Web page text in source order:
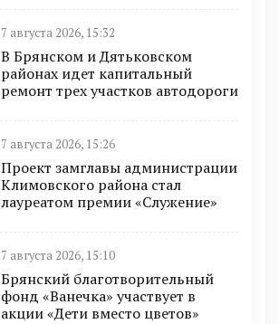
7 августа 2026, 15:32
В Брянском и Дятьковском
районах идет капитальный
ремонт трех участков автодороги
7 августа 2026, 15:26
Проект замглавы администрации
Климовского района стал
лауреатом премии «Служение»
7 августа 2026, 15:10
Брянский благотворительный
фонд «Ванечка» участвует в
акции «Дети вместо цветов»